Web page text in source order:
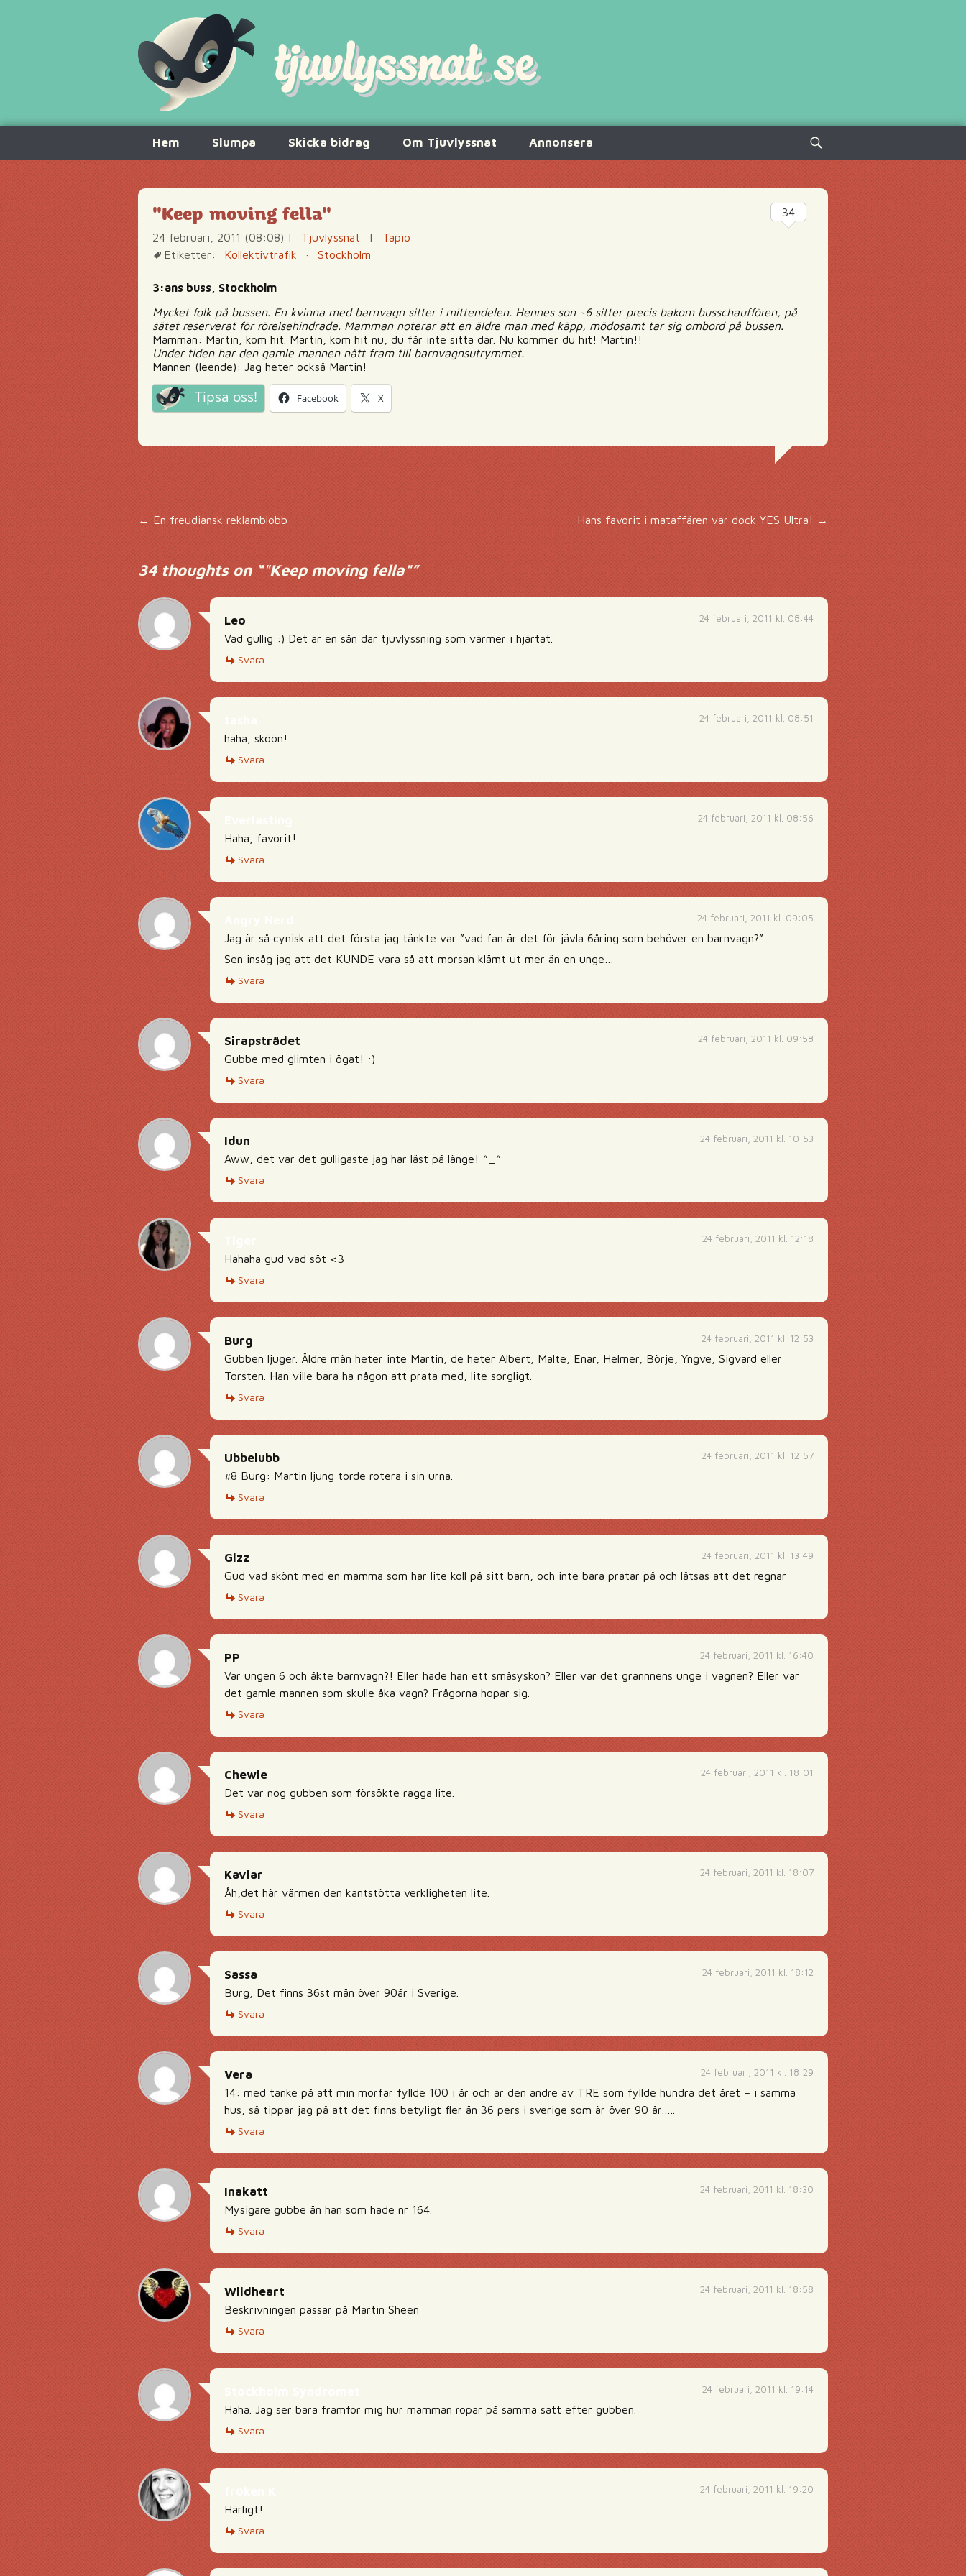
innehåll
Hem Slumpa Skicka bidrag Om Tjuvlyssnat Annonsera
Sök
efter:
"Keep moving fella"
24 februari, 2011 (08:08) | Tjuvlyssnat |
Tapio
Etiketter:
Kollektivtrafik · Stockholm
3:ans buss, Stockholm
Mycket folk på bussen. En kvinna med barnvagn sitter i mittendelen. Hennes son ~6 sitter precis bakom busschauffören, på
sätet reserverat för rörelsehindrade. Mamman noterar att en äldre man med käpp, mödosamt tar sig ombord på bussen.
Mamman: Martin, kom hit. Martin, kom hit nu, du får inte sitta där. Nu kommer du hit! Martin!!
Under tiden har den gamle mannen nått fram till barnvagnsutrymmet.
Mannen (leende): Jag heter också Martin!
Tipsa oss! Facebook X
34
Inläggsnavigering
← En freudiansk reklamblobb Hans favorit i mataffären var dock YES Ultra! →
34 thoughts on “"Keep moving fella"”
24 februari, 2011 kl. 08:44
Leo
Vad gullig :) Det är en sån där tjuvlyssning som värmer i hjärtat.
Svara
24 februari, 2011 kl. 08:51
haha, sköön!
Svara
24 februari, 2011 kl. 08:56
Haha, favorit!
Svara
24 februari, 2011 kl. 09:05
Jag är så cynisk att det första jag tänkte var ”vad fan är det för jävla 6åring som behöver en barnvagn?”
Sen insåg jag att det KUNDE vara så att morsan klämt ut mer än en unge…
Svara
24 februari, 2011 kl. 09:58
Sirapsträdet
Gubbe med glimten i ögat! :)
Svara
24 februari, 2011 kl. 10:53
Idun
Aww, det var det gulligaste jag har läst på länge! ^_^
Svara
24 februari, 2011 kl. 12:18
Hahaha gud vad söt <3
Svara
24 februari, 2011 kl. 12:53
Burg
Gubben ljuger. Äldre män heter inte Martin, de heter Albert, Malte, Enar, Helmer, Börje, Yngve, Sigvard eller
Torsten. Han ville bara ha någon att prata med, lite sorgligt.
Svara
24 februari, 2011 kl. 12:57
Ubbelubb
#8 Burg: Martin ljung torde rotera i sin urna.
Svara
24 februari, 2011 kl. 13:49
Gizz
Gud vad skönt med en mamma som har lite koll på sitt barn, och inte bara pratar på och låtsas att det regnar
Svara
24 februari, 2011 kl. 16:40
PP
Var ungen 6 och åkte barnvagn?! Eller hade han ett småsyskon? Eller var det grannnens unge i vagnen? Eller var
det gamle mannen som skulle åka vagn? Frågorna hopar sig.
Svara
24 februari, 2011 kl. 18:01
Chewie
Det var nog gubben som försökte ragga lite.
Svara
24 februari, 2011 kl. 18:07
Kaviar
Åh,det här värmen den kantstötta verkligheten lite.
Svara
24 februari, 2011 kl. 18:12
Sassa
Burg, Det finns 36st män över 90år i Sverige.
Svara
24 februari, 2011 kl. 18:29
Vera
14: med tanke på att min morfar fyllde 100 i år och är den andre av TRE som fyllde hundra det året – i samma
hus, så tippar jag på att det finns betyligt fler än 36 pers i sverige som är över 90 år…..
Svara
24 februari, 2011 kl. 18:30
Inakatt
Mysigare gubbe än han som hade nr 164.
Svara
24 februari, 2011 kl. 18:58
Wildheart
Beskrivningen passar på Martin Sheen
Svara
24 februari, 2011 kl. 19:14
Haha. Jag ser bara framför mig hur mamman ropar på samma sätt efter gubben.
Svara
24 februari, 2011 kl. 19:20
Härligt!
Svara